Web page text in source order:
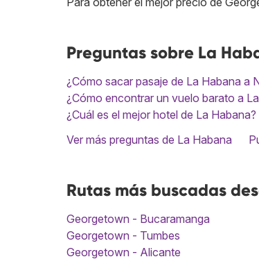
Preguntas sobre La
¿Cómo sacar pasaje de La Habana a
¿Cómo encontrar un vuelo barato a
¿Cuál es el mejor hotel de La Habana?
Ver más preguntas de La Habana
Rutas más buscadas
Georgetown - Bucaramanga
Georgetown - Tumbes
Georgetown - Alicante